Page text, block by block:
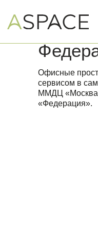
Офисные
сервисом в
ММДЦ
«Федерация».